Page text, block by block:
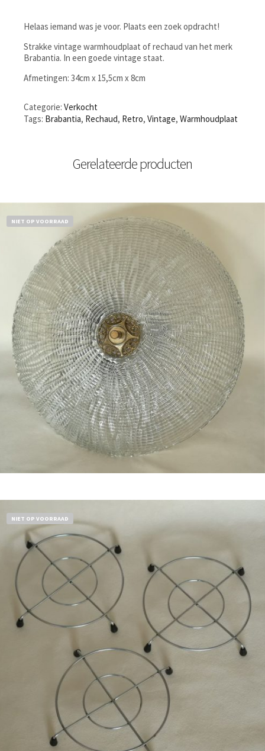
Helaas iemand was je voor. Plaats een zoek opdracht!
Strakke vintage warmhoudplaat of rechaud van het merk
Brabantia. In een goede vintage staat.
Afmetingen: 34cm x 15,5cm x 8cm
Categorie: Verkocht
Tags: Brabantia, Rechaud, Retro, Vintage, Warmhoudplaat
Gerelateerde producten
NIET OP VOORRAAD
NIET OP VOORRAAD
€11,50